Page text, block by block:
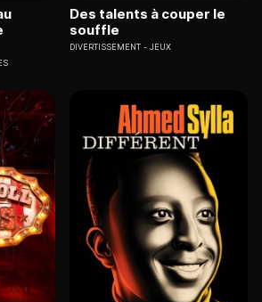
Des talents à couper le
souffle
DIVERTISSEMENT JEUX